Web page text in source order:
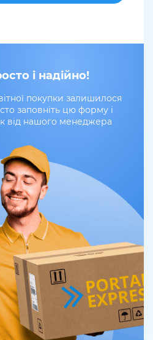
і надійно!
покупки залишилося
заповніть цю форму і
від нашого менеджера